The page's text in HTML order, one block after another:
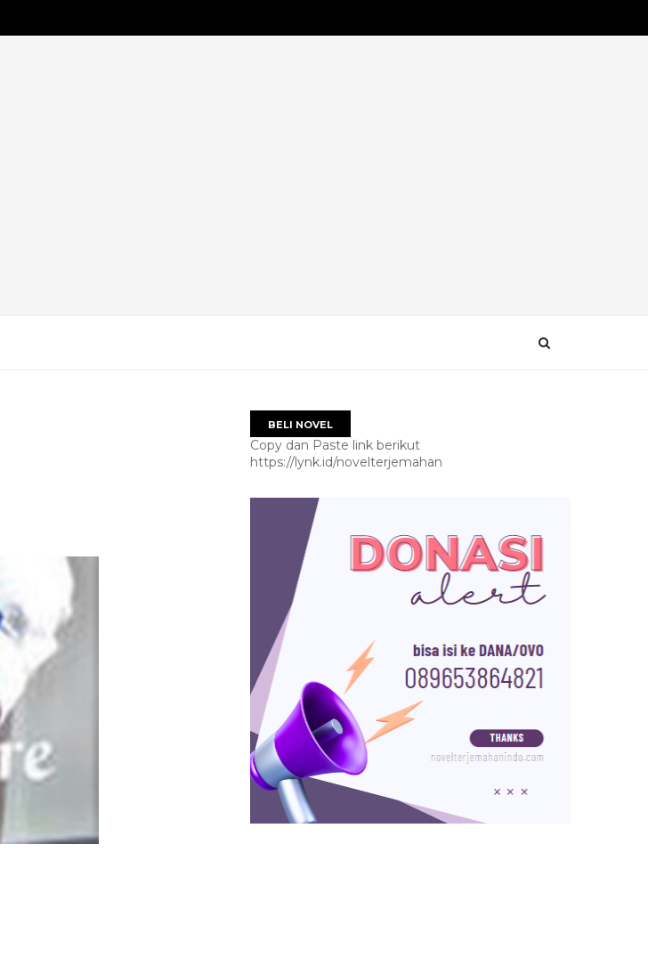
BELI NOVEL
Copy dan Paste link berikut
https://lynk.id/novelterjemahan